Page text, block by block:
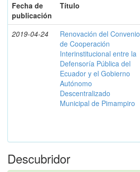
Fecha de
publicación
Título
2019-04-24
Renovación del Convenio
de Cooperación
Interinstitucional entre la
Defensoría Pública del
Ecuador y el Gobierno
Autónomo
Descentralizado
Municipal de Pimampiro
Descubridor